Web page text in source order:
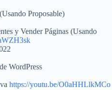
Proposable)
y Vender Páginas (Usando
WordPress
https://youtu.be/O0aHHLlkMCo